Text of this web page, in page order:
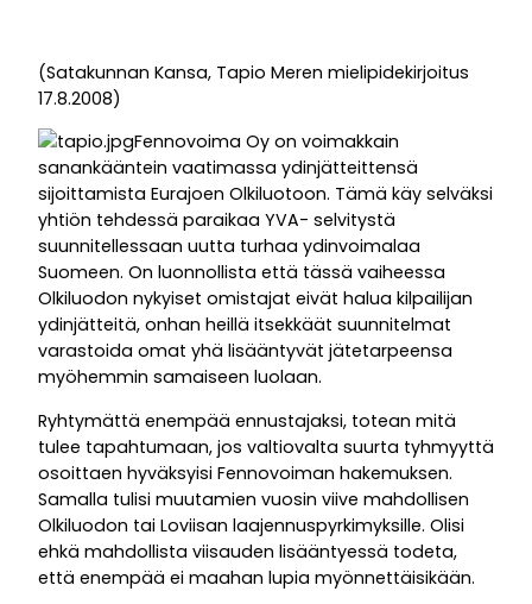
(Satakunnan Kansa, Tapio Meren mielipidekirjoitus
17.8.2008)
Fennovoima Oy on voimakkain
sanankääntein vaatimassa ydinjätteittensä
sijoittamista Eurajoen Olkiluotoon. Tämä käy selväksi
yhtiön tehdessä paraikaa YVA- selvitystä
suunnitellessaan uutta turhaa ydinvoimalaa
Suomeen. On luonnollista että tässä vaiheessa
Olkiluodon nykyiset omistajat eivät halua kilpailijan
ydinjätteitä, onhan heillä itsekkäät suunnitelmat
varastoida omat yhä lisääntyvät jätetarpeensa
myöhemmin samaiseen luolaan.
Ryhtymättä enempää ennustajaksi, totean mitä
tulee tapahtumaan, jos valtiovalta suurta tyhmyyttä
osoittaen hyväksyisi Fennovoiman hakemuksen.
Samalla tulisi muutamien vuosin viive mahdollisen
Olkiluodon tai Loviisan laajennuspyrkimyksille. Olisi
ehkä mahdollista viisauden lisääntyessä todeta,
että enempää ei maahan lupia myönnettäisikään.